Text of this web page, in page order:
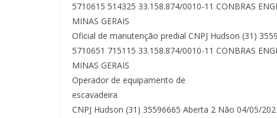
5710615 514325 33.158.874/0010-11 CONBRAS
MINAS GERAIS
Oficial de manutenção predial CNPJ Hudson (31)
5710651 715115 33.158.874/0010-11 CONBRAS
MINAS GERAIS
Operador de equipamento de
escavadeira
CNPJ Hudson (31) 35596665 Aberta 2 Não 04/05/